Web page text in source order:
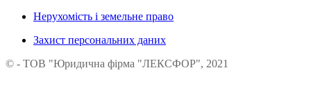
Нерухомість і земельне право
Захист персональних даних
© - ТОВ "Юридична фірма "ЛЕКСФОР", 2021